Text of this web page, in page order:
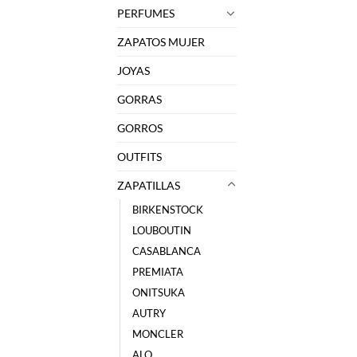
PERFUMES
ZAPATOS MUJER
JOYAS
GORRAS
GORROS
OUTFITS
ZAPATILLAS
BIRKENSTOCK
LOUBOUTIN
CASABLANCA
PREMIATA
ONITSUKA
AUTRY
MONCLER
ALO